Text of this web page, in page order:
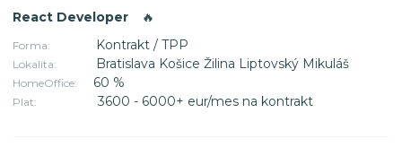
React Developer 🔥
Forma: Kontrakt / TPP
Lokalita: Bratislava Košice Žilina Liptovský Mikuláš
HomeOffice: 60 %
Plat: 3600 - 6000+ eur/mes na kontrakt